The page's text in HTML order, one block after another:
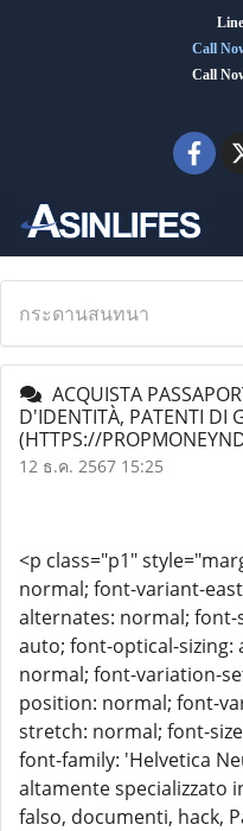
Call
Call
กระดานสนทนา
ACQUISTA
D'IDENTITÀ, PATENTI DI
(HTTPS://
12 ธ.ค. 2567 15:25
<p class="p1"
normal; font-variant-
alternates: normal; font-
auto; font-optical-
normal; font-variation-
position: normal; font-
stretch: normal; font-
font-family: 'Helvetica
altamente specializzato
falso, documenti, hack,